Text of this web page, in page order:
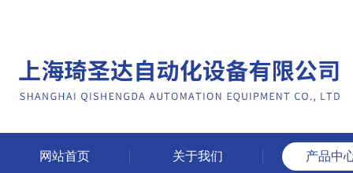
网站首页 关于我们 产品中